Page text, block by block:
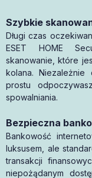
Szybkie
Długi czas
ESET HOME
skanowanie, które
kolana.
prostu
spowalniania.
Bezpieczna
Bankowość
luksusem, ale
transakcji
niepożądanym